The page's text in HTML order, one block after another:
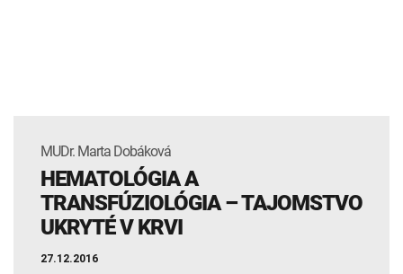
MUDr. Marta Dobáková
HEMATOLÓGIA A
TRANSFÚZIOLÓGIA – TAJOMSTVO
UKRYTÉ V KRVI
27.12.2016